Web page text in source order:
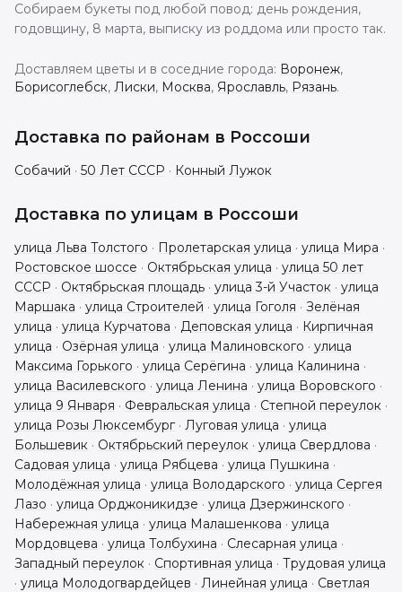
Собираем букеты под любой повод: день рождения,
годовщину, 8 марта, выписку из роддома или просто так.
Доставляем цветы и в соседние города: Воронеж,
Борисоглебск, Лиски, Москва, Ярославль, Рязань.
Доставка по районам в Россоши
Собачий · 50 Лет СССР · Конный Лужок
Доставка по улицам в Россоши
улица Льва Толстого · Пролетарская улица · улица Мира ·
Ростовское шоссе · Октябрьская улица · улица 50 лет
СССР · Октябрьская площадь · улица 3-й Участок · улица
Маршака · улица Строителей · улица Гоголя · Зелёная
улица · улица Курчатова · Деповская улица · Кирпичная
улица · Озёрная улица · улица Малиновского · улица
Максима Горького · улица Серёгина · улица Калинина ·
улица Василевского · улица Ленина · улица Воровского ·
улица 9 Января · Февральская улица · Степной переулок ·
улица Розы Люксембург· Луговая улица · улица
Большевик · Октябрьский переулок · улица Свердлова ·
Садовая улица · улица Рябцева · улица Пушкина ·
Молодёжная улица · улица Володарского · улица Сергея
Лазо · улица Орджоникидзе · улица Дзержинского ·
Набережная улица · улица Малашенкова · улица
Мордовцева · улица Толбухина · Слесарная улица ·
Западный переулок · Спортивная улица · Трудовая улица
· улица Молодогвардейцев · Линейная улица · Светлая